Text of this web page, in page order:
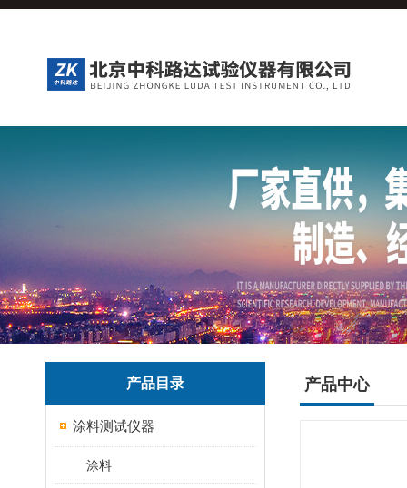
产品目录
涂料测试仪器
涂料
产品中心